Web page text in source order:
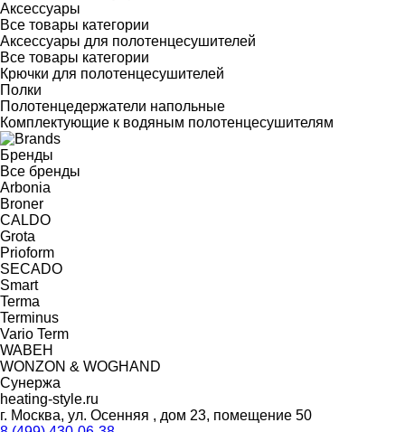
Аксессуары
Все товары категории
Аксессуары для полотенцесушителей
Все товары категории
Крючки для полотенцесушителей
Полки
Полотенцедержатели напольные
Комплектующие к водяным полотенцесушителям
Бренды
Все бренды
Arbonia
Broner
CALDO
Grota
Prioform
SECADO
Smart
Terma
Terminus
Vario Term
WABEH
WONZON & WOGHAND
Сунержа
heating-style.ru
г. Москва, ул. Осенняя , дом 23, помещение 50